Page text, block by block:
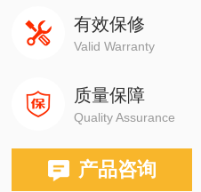
有效保修
Valid Warranty
质量保障
Quality Assurance
产品咨询